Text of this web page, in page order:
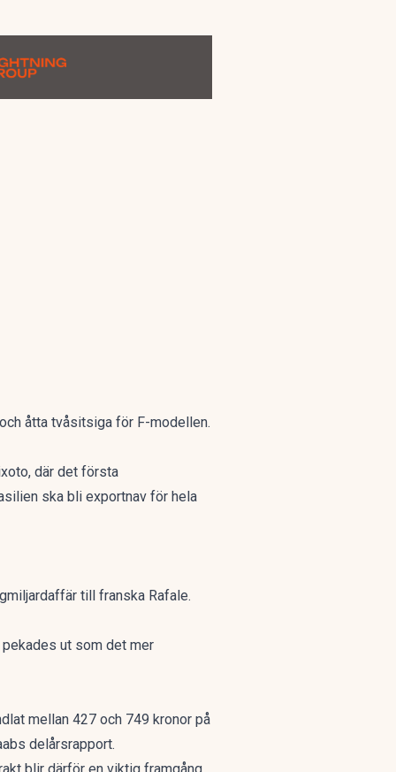
åtta tvåsitsiga för F-modellen.
där det första
ska bli exportnav för hela
till franska Rafale.
ut som det mer
mellan 427 och 749 kronor på
delårsrapport.